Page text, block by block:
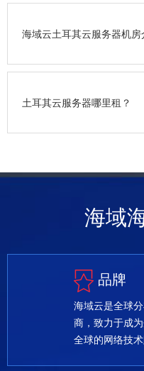
海域云土耳其云服务器机房
土耳其云服务器哪里租？
海域
品牌
海域云是全球
商，致力于成
全球的网络技